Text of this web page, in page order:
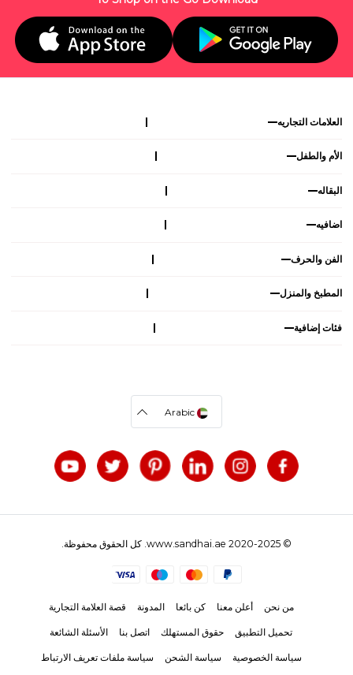
العلامات التجاريه
الأم والطفل
البقاله
اضافيه
الفن والحرف
المطبخ والمنزل
فئات إضافية
Arabic
© 2020-2025 www.sandhai.ae. كل الحقوق محفوظة.
من نحن أعلن معنا كن بائعا المدونة قصة العلامة التجارية
تحميل التطبيق حقوق المستهلك اتصل بنا الأسئلة الشائعة
سياسة الخصوصية سياسة الشحن سياسة ملفات تعريف الارتباط